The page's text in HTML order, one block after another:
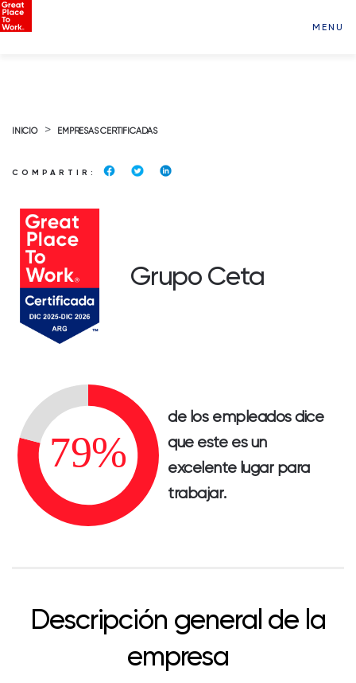
MENU
INICIO > EMPRESAS CERTIFICADAS
COMPARTIR:
Grupo Ceta
de los empleados dice
que este es un
excelente lugar para
trabajar.
Descripción general de la
empresa